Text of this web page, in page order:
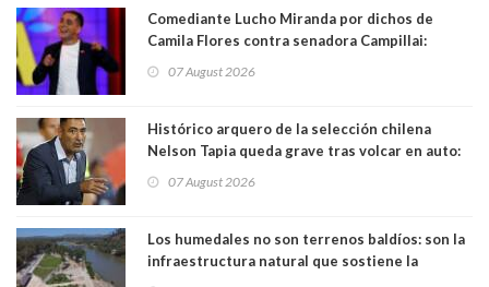
Comediante Lucho Miranda por dichos de
Camila Flores contra senadora Campillai:
forma de quitar dignidad"
07 August 2026
Histórico arquero de la selección chilena
Nelson Tapia queda grave tras volcar en auto:
07 August 2026
Los humedales no son terrenos baldíos: son la
infraestructura natural que sostiene la